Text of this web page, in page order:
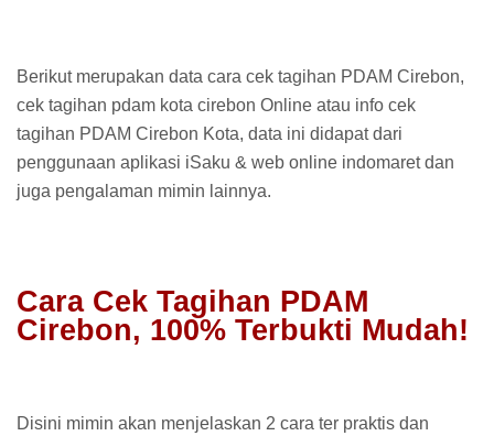
Berikut merupakan data cara cek tagihan PDAM Cirebon,
cek tagihan pdam kota cirebon Online atau info cek
tagihan PDAM Cirebon Kota, data ini didapat dari
penggunaan aplikasi iSaku & web online indomaret dan
juga pengalaman mimin lainnya.
Cara Cek Tagihan PDAM
Cirebon, 100% Terbukti Mudah!
Disini mimin akan menjelaskan 2 cara ter praktis dan